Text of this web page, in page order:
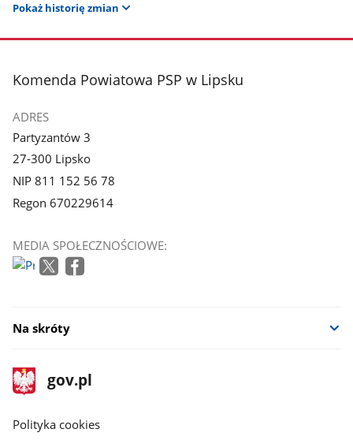
Pokaż historię zmian
stopka
Komenda Powiatowa PSP w Lipsku
ADRES
Partyzantów 3
27-300 Lipsko
NIP 811 152 56 78
Regon 670229614
MEDIA SPOŁECZNOŚCIOWE:
Na skróty
stopka
gov.pl
Strona
gov.pl
gov.pl
Polityka cookies